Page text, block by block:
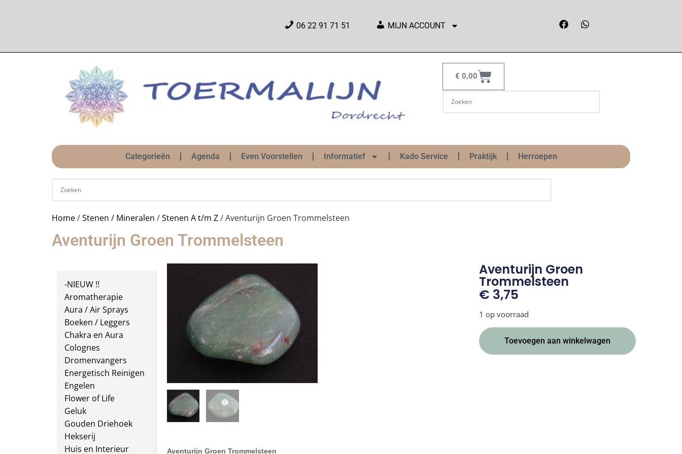
06 22 91 71 51 MIJN ACCOUNT
€ 0,00
Categorieën Agenda Even Voorstellen Informatief Kado Service Praktijk Herroepen
Home/Stenen / Mineralen /Stenen A t/m Z/ Aventurijn Groen Trommelsteen
Aventurijn Groen Trommelsteen
-NIEUW !!
Aromatherapie
Aura / Air Sprays
Boeken / Leggers
Chakra en Aura
Colognes
Dromenvangers
Energetisch Reinigen
Engelen
Flower of Life
Geluk
Gouden Driehoek
Hekserij
Huis en Interieur
Aventurijn Groen Trommelsteen
Aventurijn Groen
Trommelsteen
€ 3,75
1 op voorraad
Toevoegen aan winkelwagen